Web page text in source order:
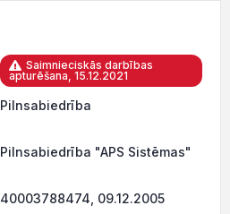
Saimnieciskās darbības
apturēšana, 15.12.2021
Pilnsabiedrība
Pilnsabiedrība "APS Sistēmas"
40003788474, 09.12.2005